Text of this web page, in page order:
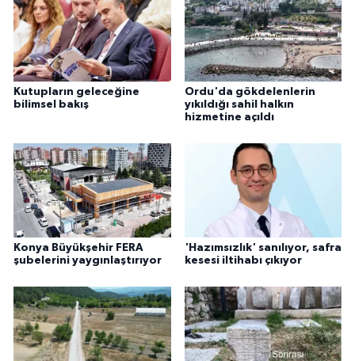
Kutupların geleceğine
bilimsel bakış
Ordu'da gökdelenlerin
yıkıldığı sahil halkın
hizmetine açıldı
Konya Büyükşehir FERA
şubelerini yaygınlaştırıyor
'Hazımsızlık' sanılıyor, safra
kesesi iltihabı çıkıyor